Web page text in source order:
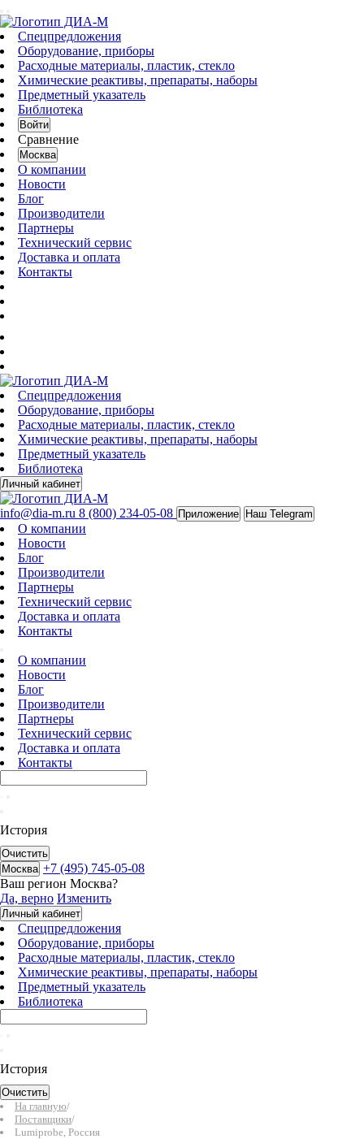
Спецпредложения
Оборудование, приборы
Расходные материалы, пластик, стекло
Химические реактивы, препараты, наборы
Предметный указатель
Библиотека
Войти
Сравнение
Москва
О компании
Новости
Блог
Производители
Партнеры
Технический сервис
Доставка и оплата
Контакты
Спецпредложения
Оборудование, приборы
Расходные материалы, пластик, стекло
Химические реактивы, препараты, наборы
Предметный указатель
Библиотека
Личный кабинет
info@dia-m.ru 8 (800) 234-05-08 Приложение Наш Telegram
О компании
Новости
Блог
Производители
Партнеры
Технический сервис
Доставка и оплата
Контакты
О компании
Новости
Блог
Производители
Партнеры
Технический сервис
Доставка и оплата
Контакты
История
Очистить
Москва +7 (495) 745-05-08
Ваш регион Москва?
Да, верно Изменить
Личный кабинет
Спецпредложения
Оборудование, приборы
Расходные материалы, пластик, стекло
Химические реактивы, препараты, наборы
Предметный указатель
Библиотека
История
Очистить
На главную/
Поставщики/
Lumiprobe, Россия